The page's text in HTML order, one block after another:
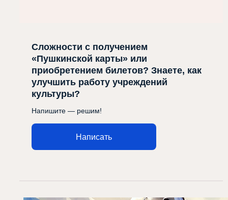
Сложности с получением
«Пушкинской карты» или
приобретением билетов? Знаете, как
улучшить работу учреждений
культуры?
Напишите — решим!
Написать